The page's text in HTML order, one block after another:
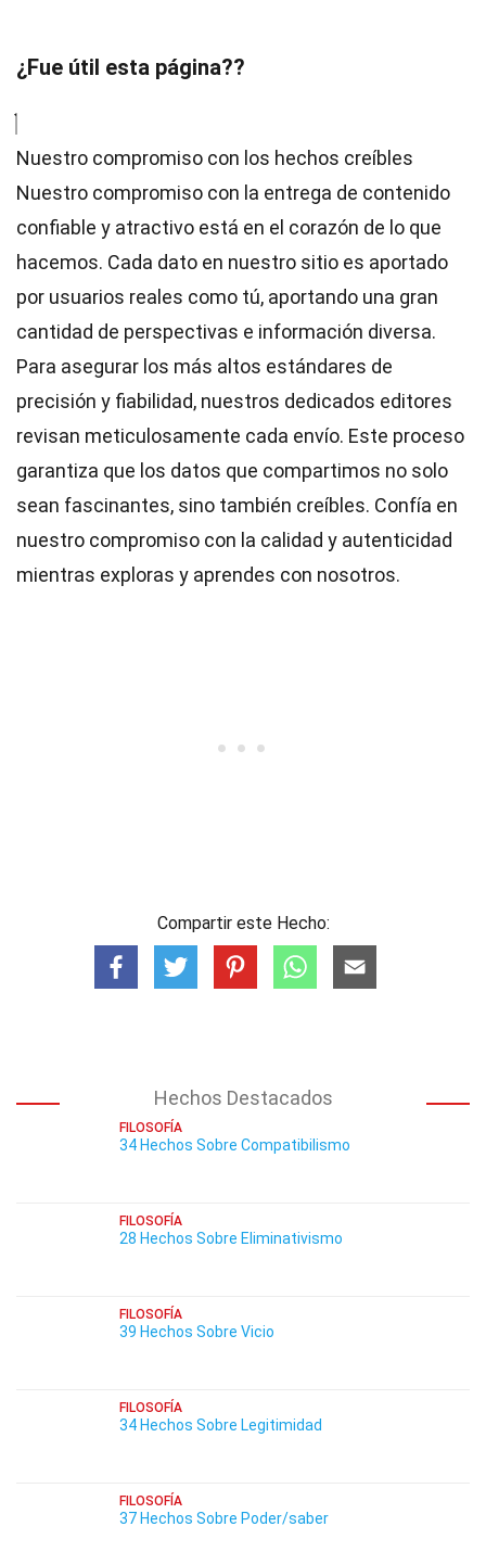
¿Fue útil esta página??
Nuestro compromiso con los hechos creíbles
Nuestro compromiso con la entrega de contenido
confiable y atractivo está en el corazón de lo que
hacemos. Cada dato en nuestro sitio es aportado
por usuarios reales como tú, aportando una gran
cantidad de perspectivas e información diversa.
Para asegurar los más altos estándares de
precisión y fiabilidad, nuestros dedicados editores
revisan meticulosamente cada envío. Este proceso
garantiza que los datos que compartimos no solo
sean fascinantes, sino también creíbles. Confía en
nuestro compromiso con la calidad y autenticidad
mientras exploras y aprendes con nosotros.
Compartir este Hecho:
Hechos Destacados
FILOSOFÍA
34 Hechos Sobre Compatibilismo
FILOSOFÍA
28 Hechos Sobre Eliminativismo
FILOSOFÍA
39 Hechos Sobre Vicio
FILOSOFÍA
34 Hechos Sobre Legitimidad
FILOSOFÍA
37 Hechos Sobre Poder/saber